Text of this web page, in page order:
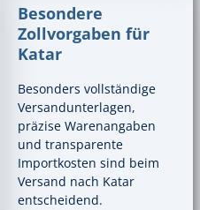
Besondere
Zollvorgaben für
Katar
Besonders vollständige
Versandunterlagen,
präzise Warenangaben
und transparente
Importkosten sind beim
Versand nach Katar
entscheidend.